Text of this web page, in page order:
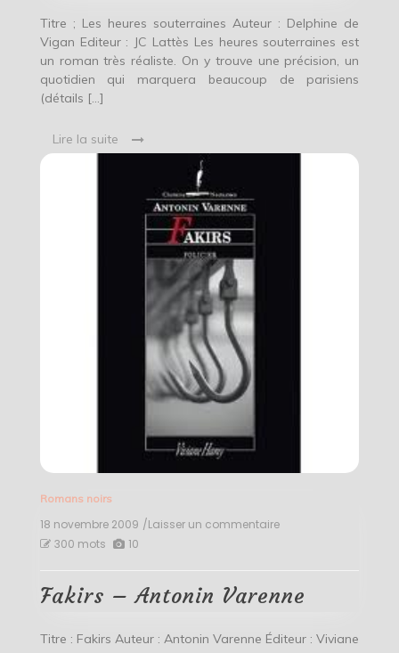
Titre ; Les heures souterraines Auteur : Delphine de
Vigan Editeur : JC Lattès Les heures souterraines est
un roman très réaliste. On y trouve une précision, un
quotidien qui marquera beaucoup de parisiens
(détails […]
Lire la suite
Romans noirs
18 novembre 2009 /Laisser un commentaireon
300 mots 10
Fakirs – Antonin Varenne
Titre : Fakirs Auteur : Antonin Varenne Éditeur : Viviane